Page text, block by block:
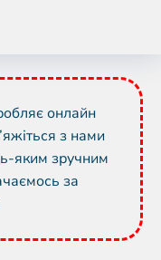
онлайн
з нами
яким зручним
за